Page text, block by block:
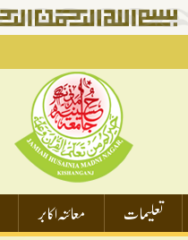
تعلیمات معائنہ اکابر